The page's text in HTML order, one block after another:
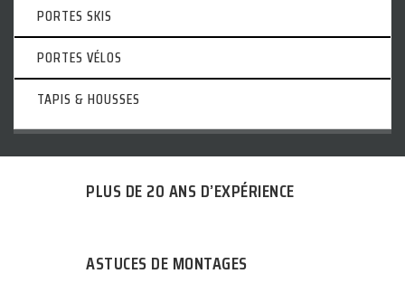
PORTES SKIS
PORTES VÉLOS
TAPIS & HOUSSES
PLUS DE 20 ANS D’EXPÉRIENCE
ASTUCES DE MONTAGES